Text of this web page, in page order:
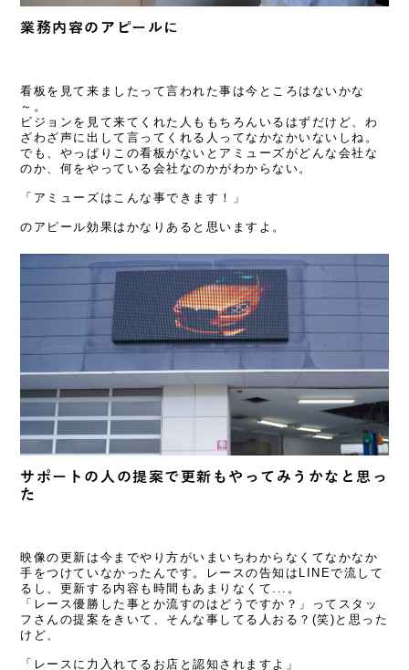
業務内容のアピールに
看板を見て来ましたって言われた事は今ところはないかな
～。
ビジョンを見て来てくれた人ももちろんいるはずだけど、わ
ざわざ声に出して言ってくれる人ってなかなかいないしね。
でも、やっぱりこの看板がないとアミューズがどんな会社な
のか、何をやっている会社なのかがわからない。
「アミューズはこんな事できます！」
のアピール効果はかなりあると思いますよ。
サポートの人の提案で更新もやってみうかなと思っ
た
映像の更新は今までやり方がいまいちわからなくてなかなか
手をつけていなかったんです。レースの告知はLINEで流して
るし、更新する内容も時間もあまりなくて...。
「レース優勝した事とか流すのはどうですか？」ってスタッ
フさんの提案をきいて、そんな事してる人おる？(笑)と思った
けど、
「レースに力入れてるお店と認知されますよ」